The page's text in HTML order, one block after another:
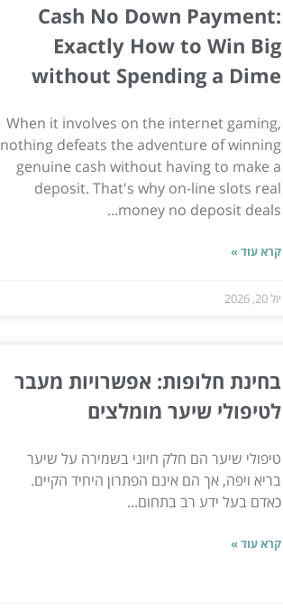
Cash No Down Payment:
Exactly How to Win Big
without Spending a Dime
When it involves on the internet gaming,
nothing defeats the adventure of winning
genuine cash without having to make a
deposit. That's why on-line slots real
money no deposit deals...
קרא עוד »
יול 20, 2026
בחינת חלופות: אפשרויות מעבר
לטיפולי שיער מומלצים
טיפולי שיער הם חלק חיוני בשמירה על שיער
בריא ויפה, אך הם אינם הפתרון היחיד הקיים.
כאדם בעל ידע רב בתחום...
קרא עוד »